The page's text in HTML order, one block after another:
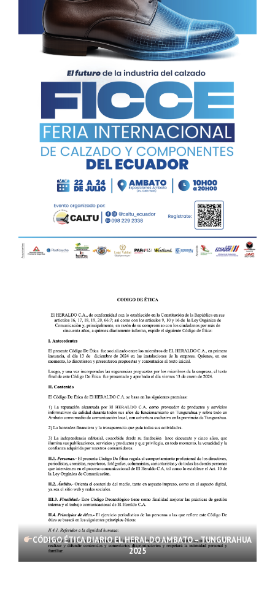
CÓDIGO ÉTICA DIARIO EL HERALDO AMBATO – TUNGURAHUA
2025